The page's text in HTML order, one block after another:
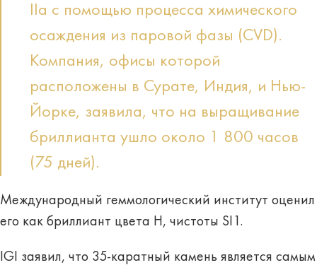
IIa с помощью процесса химического
осаждения из паровой фазы (CVD).
Компания, офисы которой
расположены в Сурате, Индия, и Нью-
Йорке, заявила, что на выращивание
бриллианта ушло около 1 800 часов
(75 дней).
Международный геммологический институт оценил
его как бриллиант цвета H, чистоты SI1.
IGI заявил, что 35-каратный камень является самым